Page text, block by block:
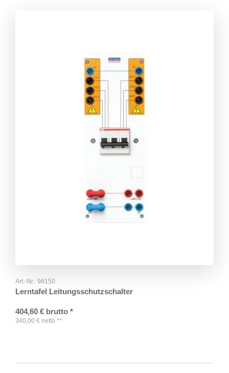
Art.-Nr.: 98150
Lerntafel Leitungsschutzschalter
404,60 € brutto *
340,00 € netto **